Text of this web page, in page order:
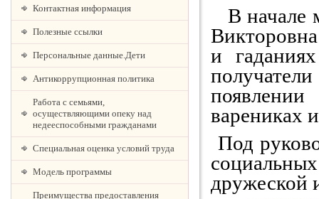
Контактная информация
Полезные ссылки
Персональные данные.Дети
Антикоррупционная политика
Работа с семьями,
осуществляющими опеку над
недееспособными гражданами
Специальная оценка условий труда
Модель программы
Преимущества предоставления
В начале
Викторовна
и
варениках
Под
дружеской